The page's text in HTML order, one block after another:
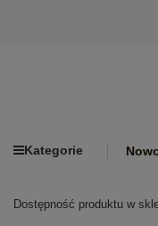
Kategorie
Dostępność produktu w